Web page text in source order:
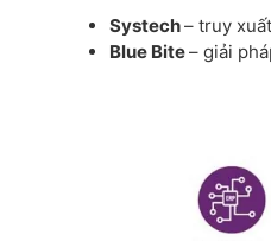
Systech– truy
Blue Bite– giải